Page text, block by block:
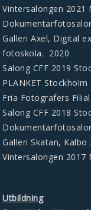
Vintersalongen 2021
Galleri Axel, Digital
fotoskola. 2020
Salong CFF 2019
PLANKET
Fria Fotografers
Salong CFF 2018
Galleri Skatan,
Vintersalongen 2017
Utbildning